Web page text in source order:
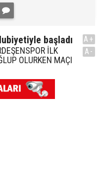
başladı
İLK
OLURKEN MAÇI
A+
A-